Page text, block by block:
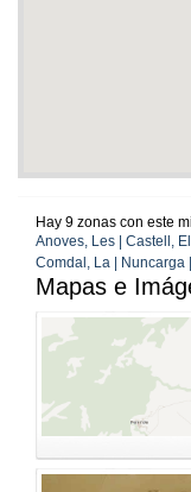
Hay 9 zonas con este
Anoves, Les | Castell,
Comdal, La | Nuncarga
Mapas e